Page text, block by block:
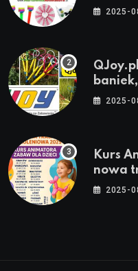
stroje i
2025-
2025-
Kurs
nowa
–
2025-